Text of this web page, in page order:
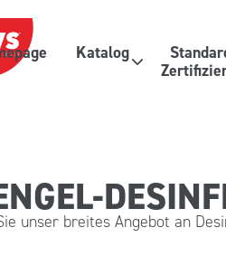
Katalog
unser breites Angebot an